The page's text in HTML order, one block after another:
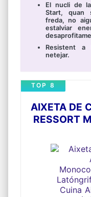
El nucli de
Start, quan
freda, no
estalviar
Resistent
netejar.
AIXETA DE
RESSORT
AIGÜERA
I FREDA
TOP 8